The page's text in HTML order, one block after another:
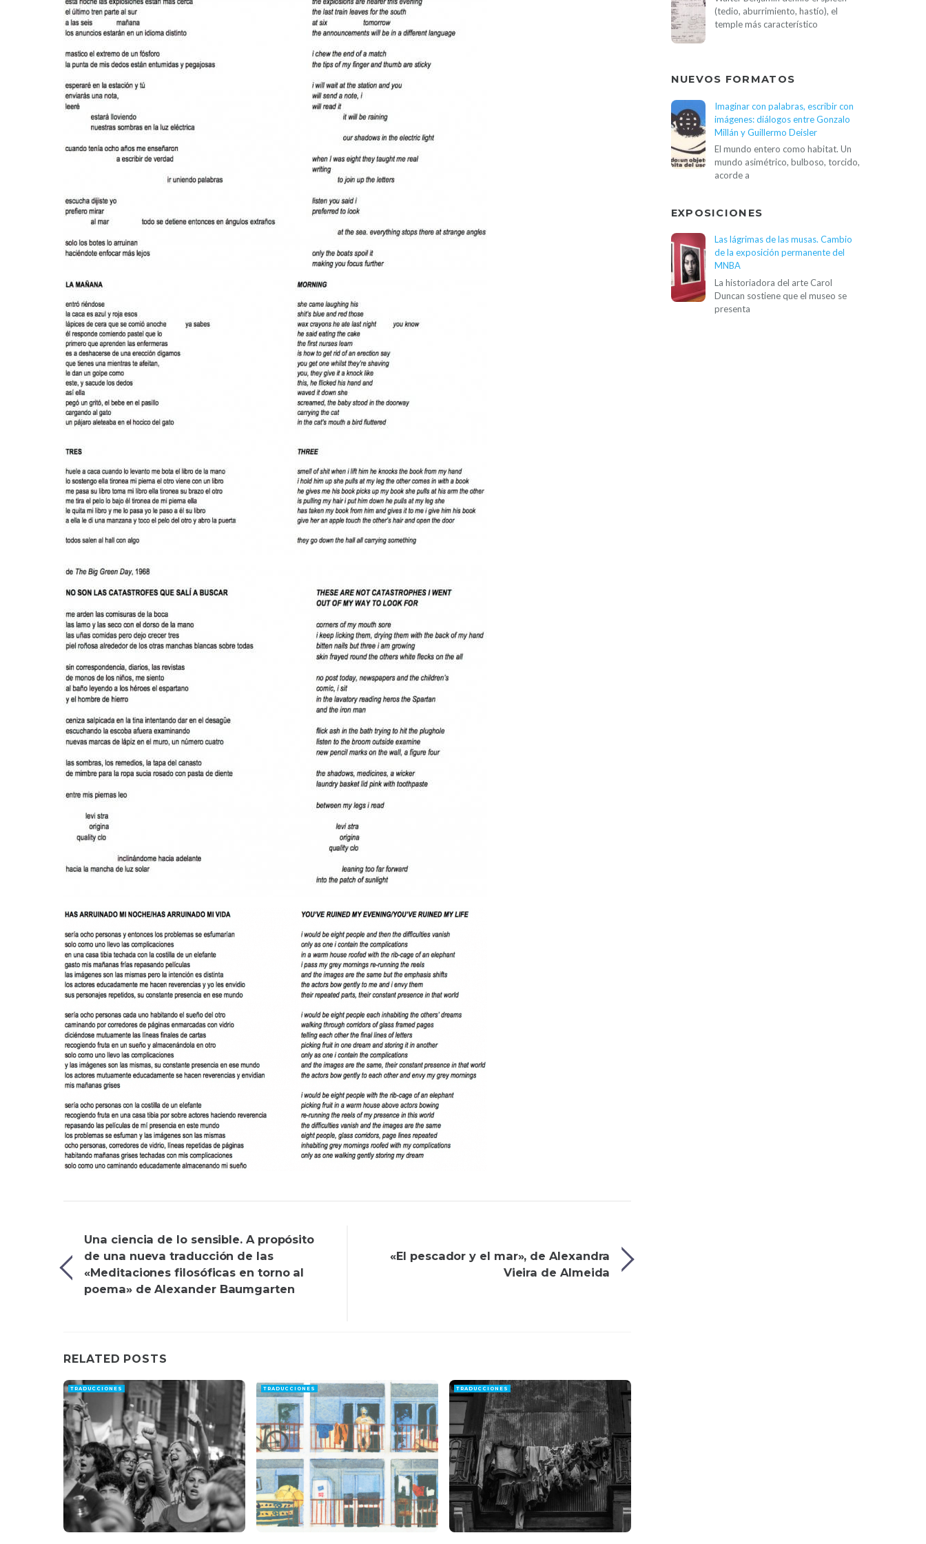
Una ciencia de lo sensible. A propósito
de una nueva traducción de las
«Meditaciones filosóficas en torno al
poema» de Alexander Baumgarten
«El pescador y el mar», de Alexandra
Vieira de Almeida
RELATED POSTS
TRADUCCIONES TRADUCCIONES TRADUCCIONES
(tedio, aburrimiento, hastío), el
temple más característico
NUEVOS FORMATOS
Imaginar con palabras, escribir con
imágenes: diálogos entre Gonzalo
Millán y Guillermo Deisler
El mundo entero como habitat. Un
mundo asimétrico, bulboso, torcido,
acorde a
EXPOSICIONES
Las lágrimas de las musas. Cambio
de la exposición permanente del
MNBA
La historiadora del arte Carol
Duncan sostiene que el museo se
presenta